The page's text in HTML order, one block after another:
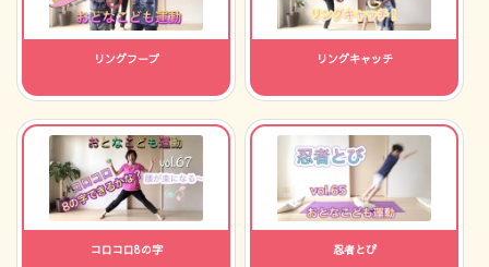
リングフープ リングキャッチ
コロコロ8の字 忍者とび